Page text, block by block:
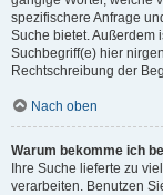
spezifischere Anfrage
Suche bietet. Außerdem
Suchbegriff(e) hier
Rechtschreibung der
Nach oben
Warum bekomme ich
Ihre Suche lieferte zu
verarbeiten. Benutzen